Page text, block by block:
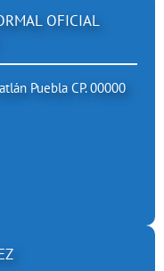
OFICIAL
Puebla CP. 00000